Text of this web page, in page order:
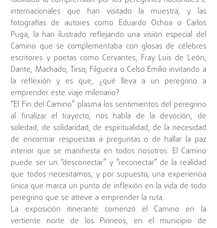
internacionales que han visitado la muestra, y las
fotografías de autores como Eduardo Ochoa o Carlos
Puga, la han ilustrado reflejando una visión especial del
Camino que se complementaba con glosas de célebres
escritores y poetas como Cervantes, Fray Luis de León,
Dante, Machado, Tirso, Filgueira o Celso Emilio invitando a
la reflexión y es que, ¿qué lleva a un peregrino a
emprender este viaje milenario?
“El Fin del Camino” plasma los sentimientos del peregrino
al finalizar el trayecto, nos habla de la devoción, de
soledad, de solidaridad, de espiritualidad, de la necesidad
de encontrar respuestas a preguntas o de hallar la paz
interior que se manifiesta en todos nosotros. El Camino
puede ser un “desconectar” y “reconectar” de la realidad
que todos necesitamos, y por supuesto, una experiencia
única que marca un punto de inflexión en la vida de todo
peregrino que se atreve a emprender la ruta.
La exposición itinerante comenzó el Camino en la
vertiente norte de los Pirineos, en el municipio de